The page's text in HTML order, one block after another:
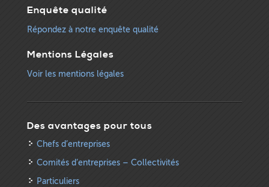
Enquête qualité
Répondez à notre enquête qualité
Mentions Légales
Voir les mentions légales
Des avantages pour tous
Chefs d’entreprises
Comités d’entreprises – Collectivités
Particuliers